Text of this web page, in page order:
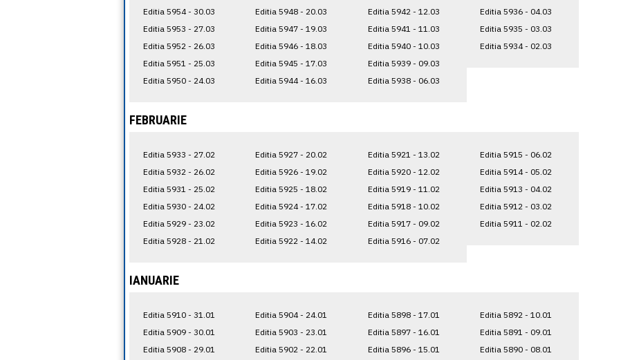
Editia 5954 - 30.03
Editia 5953 - 27.03
Editia 5952 - 26.03
Editia 5951 - 25.03
Editia 5950 - 24.03
Editia 5948 - 20.03
Editia 5947 - 19.03
Editia 5946 - 18.03
Editia 5945 - 17.03
Editia 5944 - 16.03
Editia 5942 - 12.03
Editia 5941 - 11.03
Editia 5940 - 10.03
Editia 5939 - 09.03
Editia 5938 - 06.03
Editia 5936 - 04.03
Editia 5935 - 03.03
Editia 5934 - 02.03
FEBRUARIE
Editia 5933 - 27.02
Editia 5932 - 26.02
Editia 5931 - 25.02
Editia 5930 - 24.02
Editia 5929 - 23.02
Editia 5928 - 21.02
Editia 5927 - 20.02
Editia 5926 - 19.02
Editia 5925 - 18.02
Editia 5924 - 17.02
Editia 5923 - 16.02
Editia 5922 - 14.02
Editia 5921 - 13.02
Editia 5920 - 12.02
Editia 5919 - 11.02
Editia 5918 - 10.02
Editia 5917 - 09.02
Editia 5916 - 07.02
Editia 5915 - 06.02
Editia 5914 - 05.02
Editia 5913 - 04.02
Editia 5912 - 03.02
Editia 5911 - 02.02
IANUARIE
Editia 5910 - 31.01
Editia 5909 - 30.01
Editia 5908 - 29.01
Editia 5904 - 24.01
Editia 5903 - 23.01
Editia 5902 - 22.01
Editia 5898 - 17.01
Editia 5897 - 16.01
Editia 5896 - 15.01
Editia 5892 - 10.01
Editia 5891 - 09.01
Editia 5890 - 08.01